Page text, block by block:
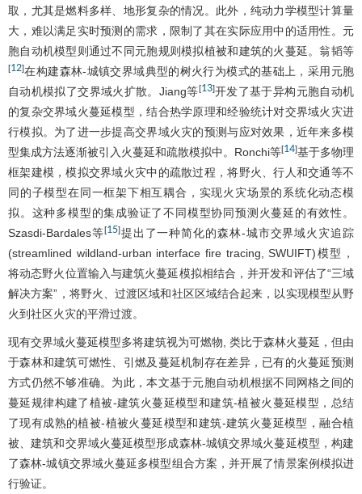
取，尤其是燃料多样、地形复杂的情况。此外，纯动力学模型计算量
大，难以满足实时预测的需求，限制了其在实际应用中的适用性。元
胞自动机模型则通过不同元胞规则模拟植被和建筑的火蔓延。翁韬等
[12]在构建森林-城镇交界域典型的树火行为模式的基础上，采用元胞
自动机模拟了交界域火扩散。Jiang等[13]开发了基于异构元胞自动机
的复杂交界域火蔓延模型，结合热学原理和经验统计对交界域火灾进
行模拟。为了进一步提高交界域火灾的预测与应对效果，近年来多模
型集成方法逐渐被引入火蔓延和疏散模拟中。Ronchi等[14]基于多物理
框架建模，模拟交界域火灾中的疏散过程，将野火、行人和交通等不
同的子模型在同一框架下相互耦合，实现火灾场景的系统化动态模
拟。这种多模型的集成验证了不同模型协同预测火蔓延的有效性。
Szasdi-Bardales等[15]提出了一种简化的森林-城市交界域火灾追踪
(streamlined wildland-urban interface fire tracing, SWUIFT)模型，
将动态野火位置输入与建筑火蔓延模拟相结合，并开发和评估了“三域
解决方案”，将野火、过渡区域和社区区域结合起来，以实现模型从野
火到社区火灾的平滑过渡。
现有交界域火蔓延模型多将建筑视为可燃物, 类比于森林火蔓延，但由
于森林和建筑可燃性、引燃及蔓延机制存在差异，已有的火蔓延预测
方式仍然不够准确。为此，本文基于元胞自动机根据不同网格之间的
蔓延规律构建了植被-建筑火蔓延模型和建筑-植被火蔓延模型，总结
了现有成熟的植被-植被火蔓延模型和建筑-建筑火蔓延模型，融合植
被、建筑和交界域火蔓延模型形成森林-城镇交界域火蔓延模型，构建
了森林-城镇交界域火蔓延多模型组合方案，并开展了情景案例模拟进
行验证。